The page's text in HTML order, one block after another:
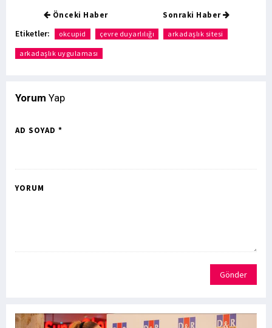
Önceki Haber Sonraki Haber
Etiketler: okcupid çevre duyarlılığı arkadaşlık sitesi
arkadaşlık uygulaması
Yorum Yap
AD SOYAD *
YORUM
Gönder